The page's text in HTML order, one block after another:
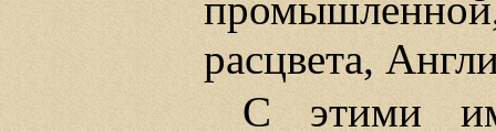
расцвета,
С этими